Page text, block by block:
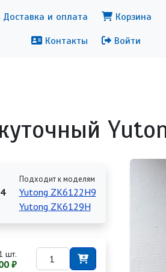
Доставка и оплата
Контакты
Меню
Корзина
Войти
Подходит к моделям
Yutong ZK6122H9
Yutong ZK6129H
шт.
₽